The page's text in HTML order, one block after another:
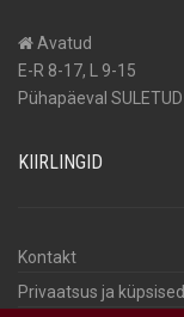
Avatud
E-R 8-17, L 9-15
Pühapäeval SULETUD
KIIRLINGID
Kontakt
Privaatsus ja küpsised